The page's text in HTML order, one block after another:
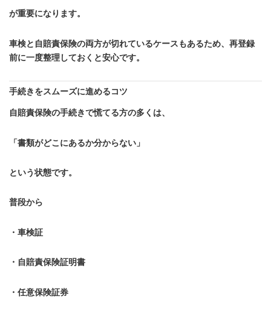
が重要になります。
車検と自賠責保険の両方が切れているケースもあるため、再登録
前に一度整理しておくと安心です。
手続きをスムーズに進めるコツ
自賠責保険の手続きで慌てる方の多くは、
「書類がどこにあるか分からない」
という状態です。
普段から
・車検証
・自賠責保険証明書
・任意保険証券